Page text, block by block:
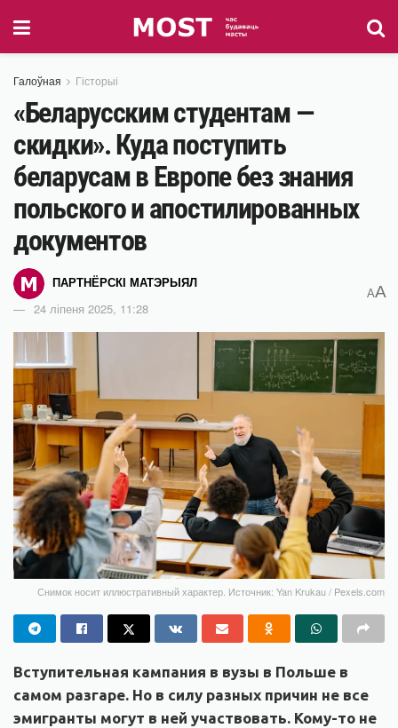
Галоўная Гісторыі
«Беларусским студентам —
скидки». Куда поступить
беларусам в Европе без знания
польского и апостилированных
документов
ПАРТНЁРСКІ МАТЭРЫЯЛ
24 ліпеня 2025, 11:28
AA
Снимок носит иллюстративный характер. Источник: Yan Krukau / Pexels.com
Вступительная кампания в вузы в Польше в
самом разгаре. Но в силу разных причин не все
эмигранты могут в ней участвовать. Кому-то не